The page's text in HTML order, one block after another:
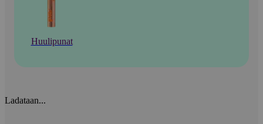
Huulipunat
Ladataan...